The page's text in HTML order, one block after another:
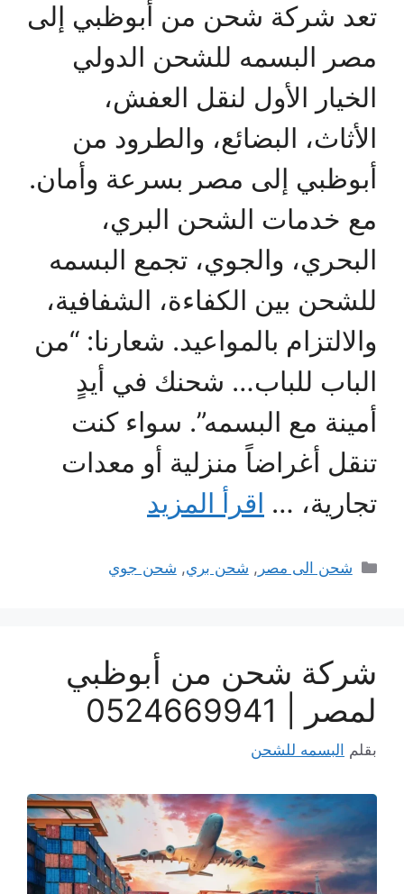
تعد شركة شحن من أبوظبي إلى
مصر البسمه للشحن الدولي
الخيار الأول لنقل العفش،
الأثاث، البضائع، والطرود من
أبوظبي إلى مصر بسرعة وأمان.
مع خدمات الشحن البري،
البحري، والجوي، تجمع البسمه
للشحن بين الكفاءة، الشفافية،
والالتزام بالمواعيد. شعارنا: “من
الباب للباب… شحنك في أيدٍ
أمينة مع البسمه”. سواء كنت
تنقل أغراضاً منزلية أو معدات
تجارية، … اقرأ المزيد
التصنيفات
شحن الى مصر , شحن بري, شحن جوي
شركة شحن من أبوظبي
لمصر | 0524669941
بقلم البسمه للشحن